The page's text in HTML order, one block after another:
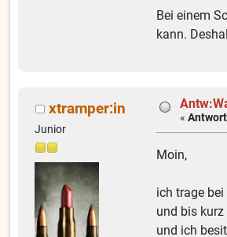
Bei einem
kann.
xtramper:in
Junior
«
Moin,
ich trage
und bis
und ich